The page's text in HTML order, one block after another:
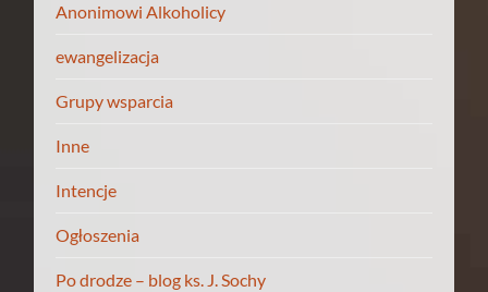
Anonimowi Alkoholicy
ewangelizacja
Grupy wsparcia
Inne
Intencje
Ogłoszenia
Po drodze – blog ks. J. Sochy